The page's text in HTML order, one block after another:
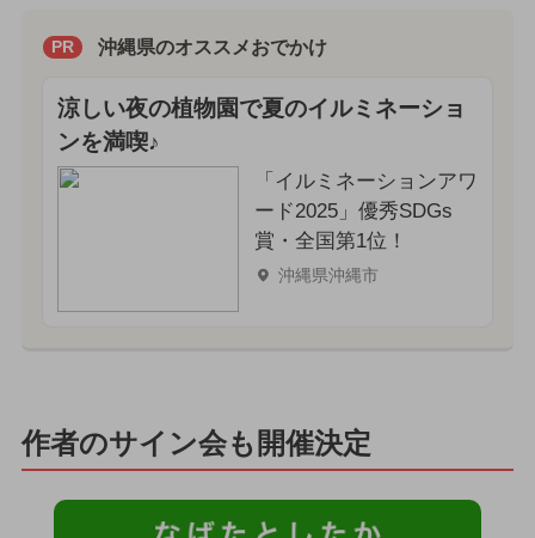
PR 沖縄県のオススメおでかけ
涼しい夜の植物園で夏のイルミネーショ
ンを満喫♪
「イルミネーションアワ
ード2025」優秀SDGs
賞・全国第1位！
沖縄県沖縄市
作者のサイン会も開催決定